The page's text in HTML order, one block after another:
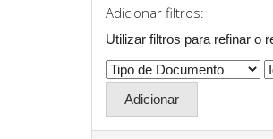
Adicionar filtros:
Utilizar filtros para refinar o